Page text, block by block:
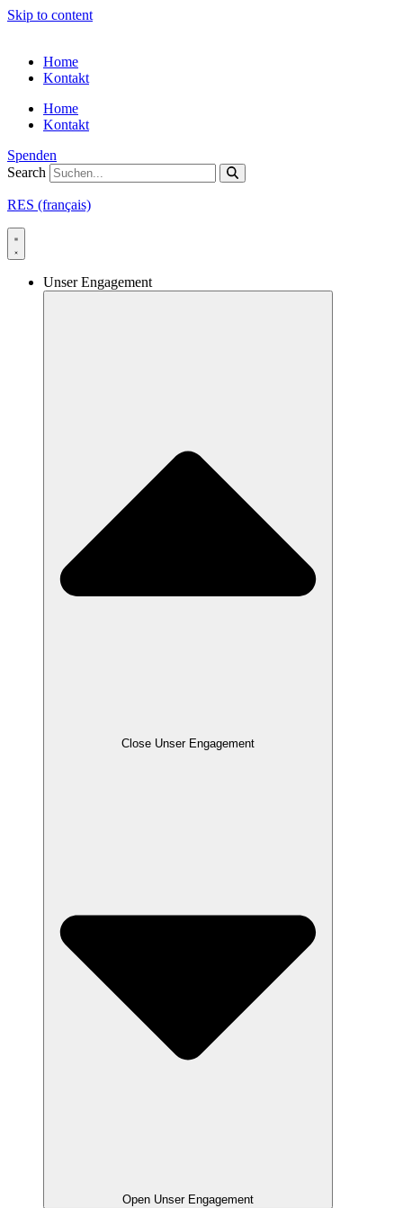
Skip to content
Home
Kontakt
Home
Kontakt
Spenden
Search
RES (français)
Unser Engagement
Close Unser Engagement
Open Unser Engagement